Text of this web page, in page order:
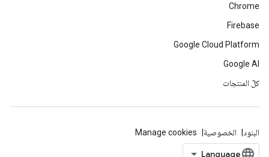
Chrome
Firebase
Google Cloud Platform
Google AI
كلّ المنتجات
البنود الخصوصية Manage cookies